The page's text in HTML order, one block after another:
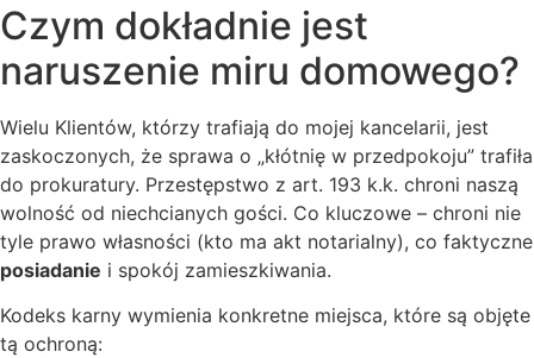
Czym dokładnie jest
naruszenie miru domowego?
Wielu Klientów, którzy trafiają do mojej kancelarii, jest
zaskoczonych, że sprawa o „kłótnię w przedpokoju” trafiła
do prokuratury. Przestępstwo z art. 193 k.k. chroni naszą
wolność od niechcianych gości. Co kluczowe – chroni nie
tyle prawo własności (kto ma akt notarialny), co faktyczne
posiadanie i spokój zamieszkiwania.
Kodeks karny wymienia konkretne miejsca, które są objęte
tą ochroną: